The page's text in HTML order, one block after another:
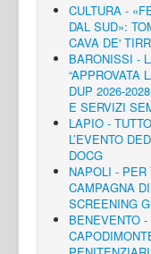
CULTURA -
DAL SUD»:
CAVA DE'
BARONISSI -
“APPROVATA
DUP 2026-
E SERVIZI
LAPIO -
L’EVENTO
DOCG
NAPOLI - PER
CAMPAGNA
SCREENING
BENEVENTO